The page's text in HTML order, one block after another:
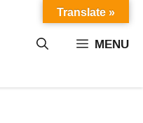
MENU
Translate »